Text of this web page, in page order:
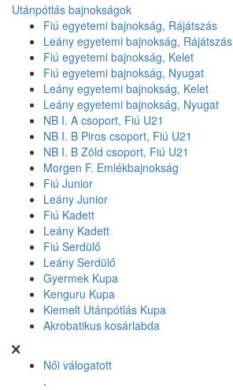
Utánpótlás bajnokságok
Fiú egyetemi bajnokság, Rájátszás
Leány egyetemi bajnokság, Rájátszás
Fiú egyetemi bajnokság, Kelet
Fiú egyetemi bajnokság, Nyugat
Leány egyetemi bajnokság, Kelet
Leány egyetemi bajnokság, Nyugat
NB I. A csoport, Fiú U21
NB I. B Piros csoport, Fiú U21
NB I. B Zöld csoport, Fiú U21
Morgen F. Emlékbajnokság
Fiú Junior
Leány Junior
Fiú Kadett
Leány Kadett
Fiú Serdülő
Leány Serdülő
Gyermek Kupa
Kenguru Kupa
Kiemelt Utánpótlás Kupa
Akrobatikus kosárlabda
Női válogatott
.